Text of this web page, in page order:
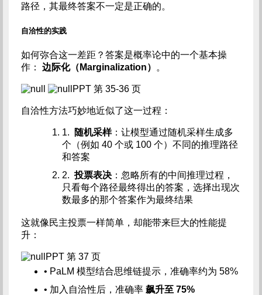
路径，其最终答案不一定是正确的。
自洽性的实践
如何弥合这一差距？答案是概率论中的一个基本操
作： 边际化（Marginalization） 。
PPT 第 35-36 页
自洽性方法巧妙地近似了这一过程：
1. 随机采样：让模型通过随机采样生成多
个（例如 40 个或 100 个）不同的推理路径
和答案
2.投票表决：忽略所有的中间推理过程，
只看每个路径最终得出的答案，选择出现次
数最多的那个答案作为最终结果
这就像民主投票一样简单，却能带来巨大的性能提
升：
PPT 第 37 页
• PaLM 模型结合思维链提示，准确率约为 58%
• 加入自洽性后，准确率 飙升至 75%